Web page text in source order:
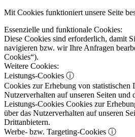
Mit Cookies funktioniert unsere Seite
Essenzielle und funktionale Cookies:
Diese Cookies sind erforderlich, damit
navigieren bzw. wir Ihre Anfragen
Cookies“).
Weitere Cookies:
Leistungs-Cookies ⓘ
Cookies zur Erhebung von statistischen
Nutzerverhalten auf unseren Seiten und
Leistungs-Cookies Cookies zur
über das Nutzerverhalten auf unseren
Drittanbietern.
Werbe- bzw. Targeting-Cookies ⓘ